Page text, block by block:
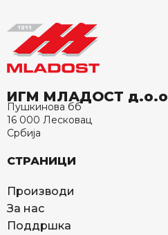
ИГМ МЛАДОСТ д.о.о
Пушкинова бб
16 000 Лесковац
Србија
СТРАНИЦИ
Производи
За нас
Поддршка